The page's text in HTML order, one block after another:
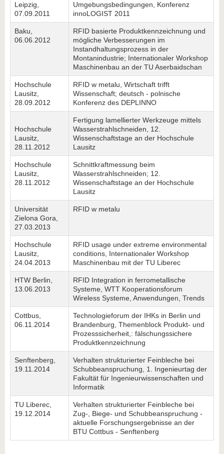
Leipzig,
07.09.2011
Umgebungsbedingungen, Konferenz
innoLOGIST 2011
Baku,
06.06.2012
RFID basierte Produktkennzeichnung und
mögliche Verbesserungen im
Instandhaltungsprozess in der
Montanindustrie; Internationaler Workshop
Maschinenbau an der TU Aserbaidschan
Hochschule
Lausitz,
28.09.2012
RFID w metalu, Wirtschaft trifft
Wissenschaft; deutsch - polnische
Konferenz des DEPLINNO
Hochschule
Lausitz,
28.11.2012
Fertigung lamellierter Werkzeuge mittels
Wasserstrahlschneiden, 12.
Wissenschaftstage an der Hochschule
Lausitz
Hochschule
Lausitz,
28.11.2012
Schnittkraftmessung beim
Wasserstrahlschneiden; 12.
Wissenschaftstage an der Hochschule
Lausitz
Universität
Zielona Gora,
27.03.2013
RFID w metalu
Hochschule
Lausitz,
24.04.2013
RFID usage under extreme environmental
conditions, Internationaler Workshop
Maschinenbau mit der TU Liberec
HTW Berlin,
13.06.2013
RFID Integration in ferrometallische
Systeme, WTT Kooperationsforum
Wireless Systeme, Anwendungen, Trends
Cottbus,
06.11.2014
Technologieforum der IHKs in Berlin und
Brandenburg, Themenblock Produkt- und
Prozesssicherheit,: fälschungssichere
Produktkennzeichnung
Senftenberg,
19.11.2014
Verhalten strukturierter Feinbleche bei
Schubbeanspruchung, 1. Ingenieurtag der
Fakultät für Ingenieurwissenschaften und
Informatik
TU Liberec,
19.12.2014
Verhalten strukturierter Feinbleche bei
Zug-, Biege- und Schubbeanspruchung -
aktuelle Forschungsergebnisse an der
BTU Cottbus - Senftenberg